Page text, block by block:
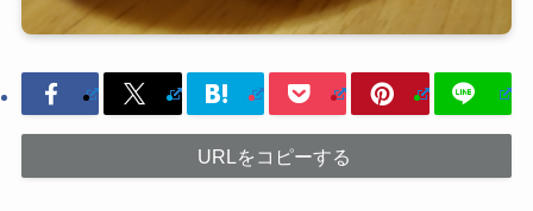
URLをコピーする